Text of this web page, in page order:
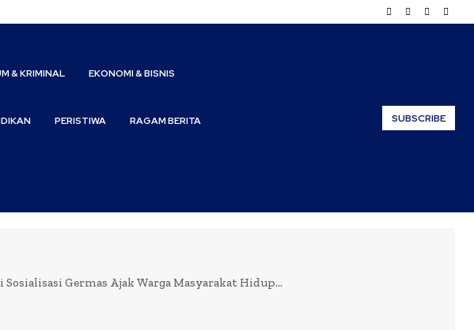
& KRIMINAL EKONOMI & BISNIS
PERISTIWA RAGAM BERITA SUBSCRIBE
Germas Ajak Warga Masyarakat Hidup...